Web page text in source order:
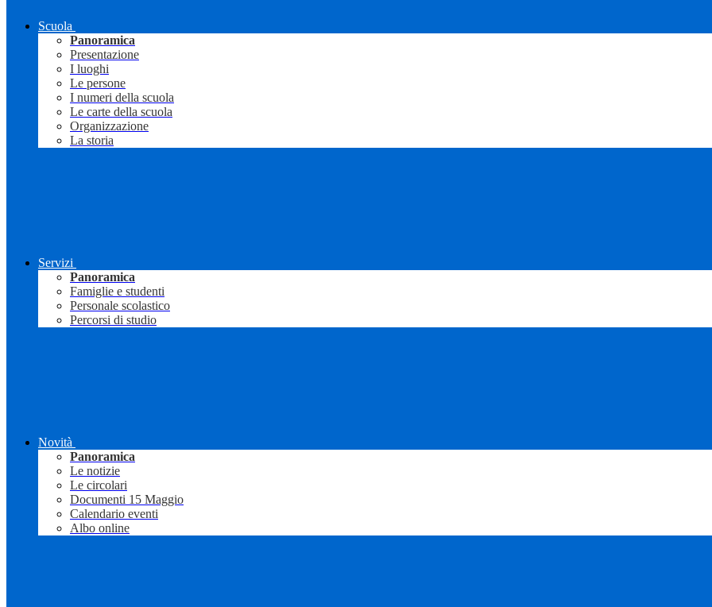
Scuola
Panoramica
Presentazione
I luoghi
Le persone
I numeri della scuola
Le carte della scuola
Organizzazione
La storia
Servizi
Panoramica
Famiglie e studenti
Personale scolastico
Percorsi di studio
Novità
Panoramica
Le notizie
Le circolari
Documenti 15 Maggio
Calendario eventi
Albo online